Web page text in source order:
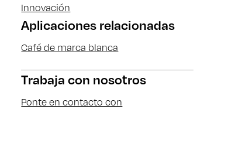
Innovación
Aplicaciones relacionadas
Café de marca blanca
Trabaja con nosotros
Ponte en contacto con